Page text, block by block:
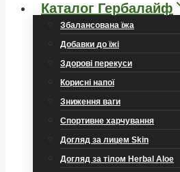
Каталог Гербалайф
Збалансована їжа
Добавки до їжі
Здорові перекуси
Корисні напої
Зниження ваги
Спортивне харчування
Догляд за лицем Skin
Догляд за тілом Herbal Aloe